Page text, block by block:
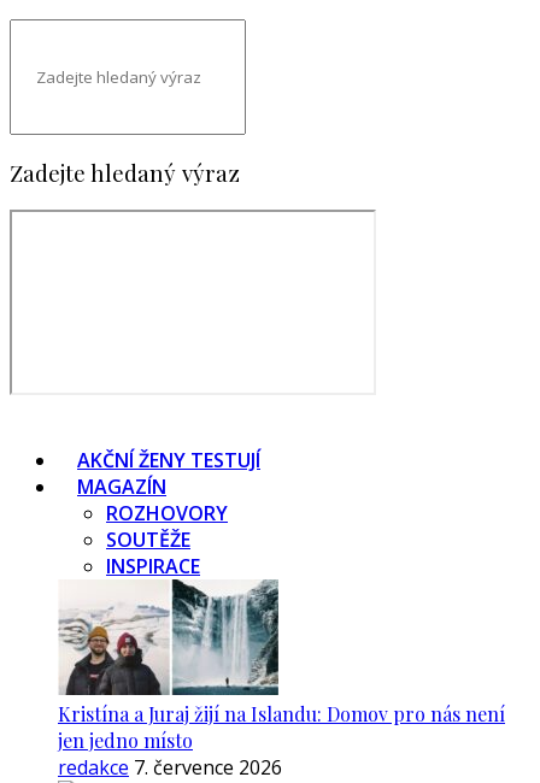
Zadejte hledaný výraz
AKČNÍ ŽENY TESTUJÍ
MAGAZÍN
ROZHOVORY
SOUTĚŽE
INSPIRACE
Kristína a Juraj žijí na Islandu: Domov pro nás není
jen jedno místo
redakce 7. července 2026